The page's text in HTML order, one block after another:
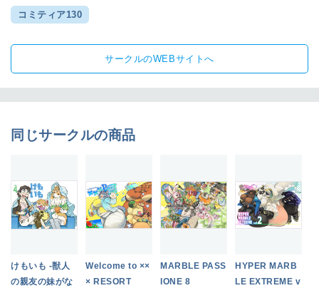
コミティア130
サークルのWEBサイトへ
同じサークルの商品
けもいも -獣人
の親友の妹がな
Welcome to ××
× RESORT
MARBLE PASS
IONE 8
HYPER MARB
LE EXTREME v